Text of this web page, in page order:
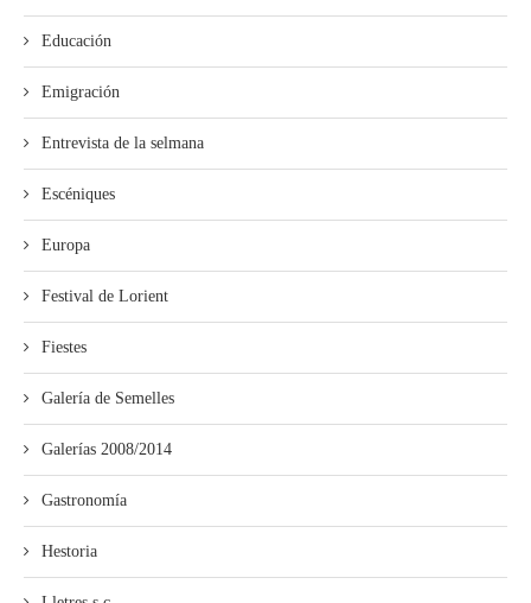
Educación
Emigración
Entrevista de la selmana
Escéniques
Europa
Festival de Lorient
Fiestes
Galería de Semelles
Galerías 2008/2014
Gastronomía
Hestoria